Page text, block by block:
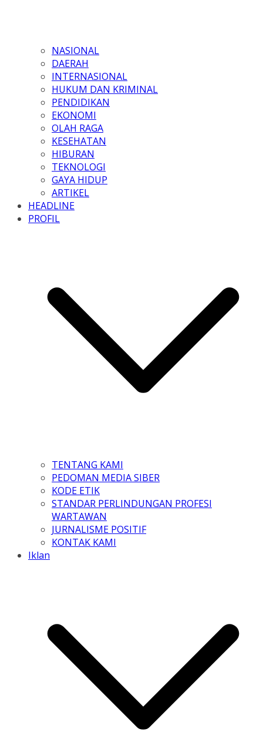
NASIONAL
DAERAH
INTERNASIONAL
HUKUM DAN KRIMINAL
PENDIDIKAN
EKONOMI
OLAH RAGA
KESEHATAN
HIBURAN
TEKNOLOGI
GAYA HIDUP
ARTIKEL
HEADLINE
PROFIL
TENTANG KAMI
PEDOMAN MEDIA SIBER
KODE ETIK
STANDAR PERLINDUNGAN PROFESI
WARTAWAN
JURNALISME POSITIF
KONTAK KAMI
Iklan